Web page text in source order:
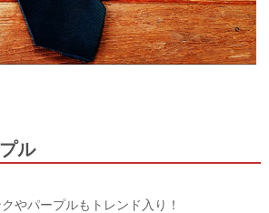
ル
やパープルもトレンド入り！